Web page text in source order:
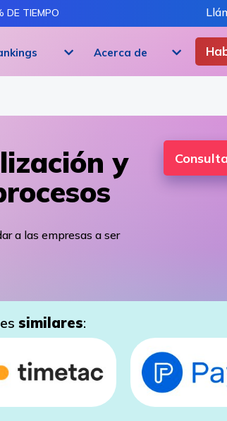
DE TIEMPO
Acerca de
y
a las empresas a ser
similares: